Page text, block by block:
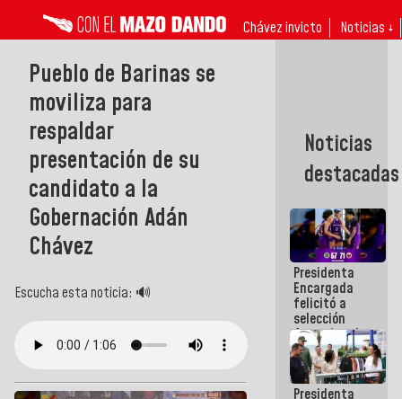
Chávez invicto Noticias ↓
Pueblo de Barinas se
moviliza para
respaldar
presentación de su
candidato a la
Gobernación Adán
Chávez
Escucha esta noticia: 🔊
Noticias
destacadas
Presidenta
Encargada
felicitó a
selección
femenina de
baloncesto
por su
clasificación
Presidenta